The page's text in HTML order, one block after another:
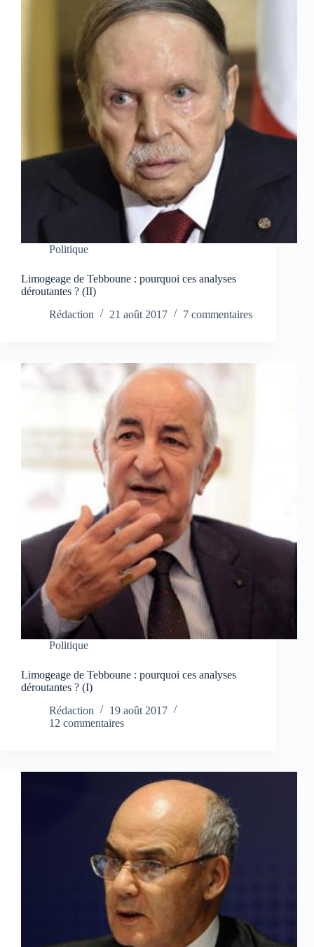
Politique
Limogeage de Tebboune : pourquoi ces analyses
déroutantes ? (II)
Rédaction
21 août 2017 7 commentaires
Politique
Limogeage de Tebboune : pourquoi ces analyses
déroutantes ? (I)
Rédaction
19 août 2017
12 commentaires